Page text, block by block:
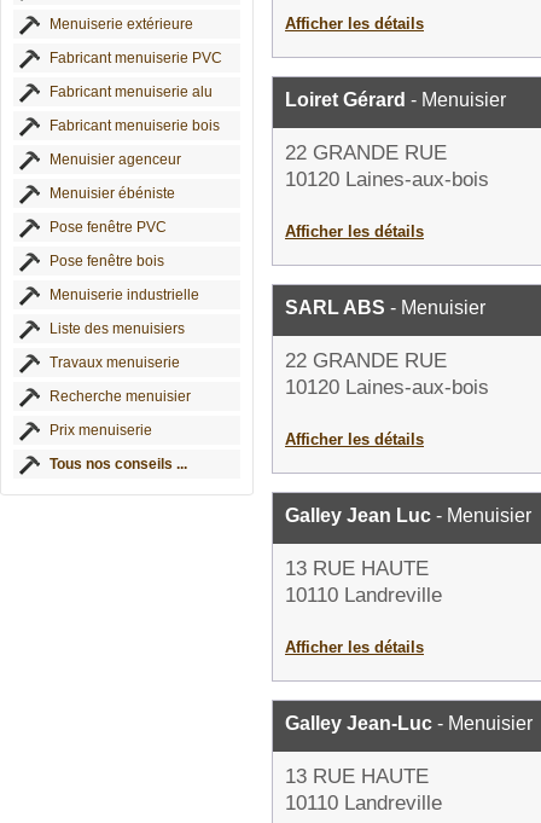
Menuiserie extérieure
Fabricant menuiserie PVC
Fabricant menuiserie alu
Fabricant menuiserie bois
Menuisier agenceur
Menuisier ébéniste
Pose fenêtre PVC
Pose fenêtre bois
Menuiserie industrielle
Liste des menuisiers
Travaux menuiserie
Recherche menuisier
Prix menuiserie
Tous nos conseils ...
Afficher les détails
Loiret Gérard - Menuisier
22 GRANDE RUE
10120 Laines-aux-bois
Afficher les détails
SARL ABS - Menuisier
22 GRANDE RUE
10120 Laines-aux-bois
Afficher les détails
Galley Jean Luc - Menuisier
13 RUE HAUTE
10110 Landreville
Afficher les détails
Galley Jean-Luc - Menuisier
13 RUE HAUTE
10110 Landreville